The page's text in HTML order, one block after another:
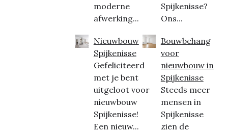
moderne
afwerking...
Nieuwbouw
Spijkenisse
Gefeliciteerd
met je bent
uitgeloot voor
nieuwbouw
Spijkenisse!
Een nieuw...
Spijkenisse?
Ons...
Bouwbehang
voor
nieuwbouw in
Spijkenisse
Steeds meer
mensen in
Spijkenisse
zien de